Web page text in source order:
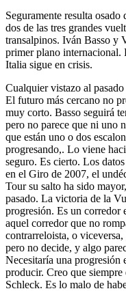
Seguramente resulta
dos de las tres grandes
transalpinos. Iván Basso y
primer plano internacional.
Italia sigue en crisis.
Cualquier vistazo al
El futuro más cercano no
muy corto. Basso seguirá
pero no parece que ni uno
que están uno o dos
progresando,. Lo viene
seguro. Es cierto. Los
en el Giro de 2007, el
Tour su salto ha sido
pasado. La victoria de la
progresión. Es un corredor
aquel corredor que no
contrarreloista, o
pero no decide, y algo
Necesitaría una progresión
producir. Creo que
Schleck. Es lo malo de